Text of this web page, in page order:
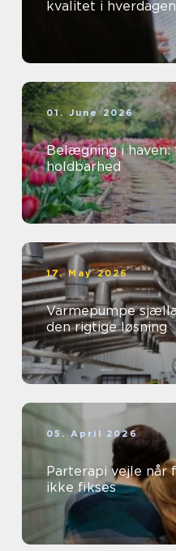
kvalitet i hverdagen
01. June 2026
Belægning i
holdbarhed
17. May 2026
Varmepumpe
den rigtige løsning
05. April 2026
Parterapi vejle når forholdet skal styrkes,
ikke fikses